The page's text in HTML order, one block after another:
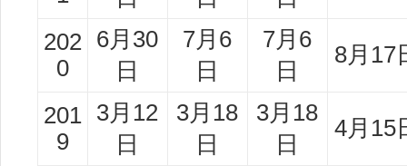
202
0
6月30
日
7月6
日
7月6
日
8月17
201
9
3月12
日
3月18
日
3月18
日
4月15